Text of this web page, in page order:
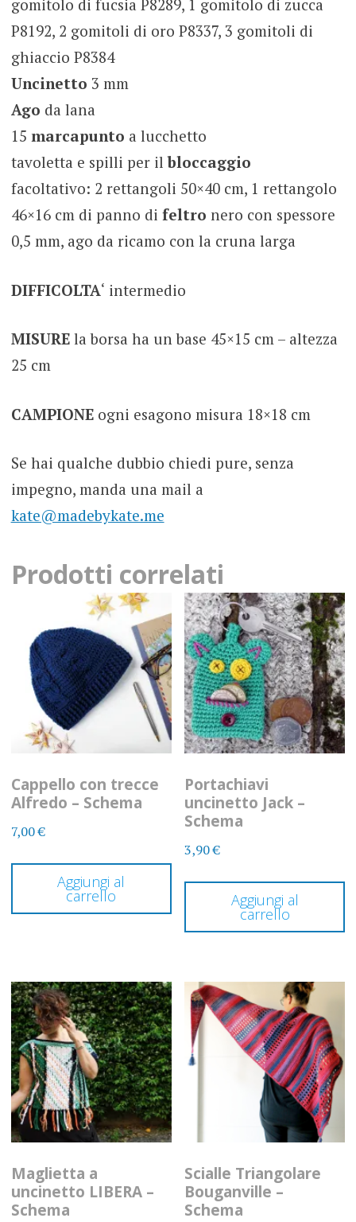
gomitolo di fucsia P8289, 1 gomitolo di zucca
P8192, 2 gomitoli di oro P8337, 3 gomitoli di
ghiaccio P8384
Uncinetto 3 mm
Ago da lana
15 marcapunto a lucchetto
tavoletta e spilli per ilbloccaggio
facoltativo: 2 rettangoli 50×40 cm, 1 rettangolo
46×16 cm di panno di feltro nero con spessore
0,5 mm, ago da ricamo con la cruna larga
DIFFICOLTA‘ intermedio
MISUREla borsa ha un base 45×15 cm – altezza
25 cm
CAMPIONEogni esagono misura 18×18 cm
Se hai qualche dubbio chiedi pure, senza
impegno, manda una mail a
kate@madebykate.me
Prodotti correlati
Cappello con trecce
Alfredo – Schema
7,00€
Aggiungi al
carrello
Portachiavi
uncinetto Jack –
Schema
3,90€
Aggiungi al
carrello
Maglietta a
uncinetto LIBERA –
Schema
Scialle Triangolare
Bouganville –
Schema